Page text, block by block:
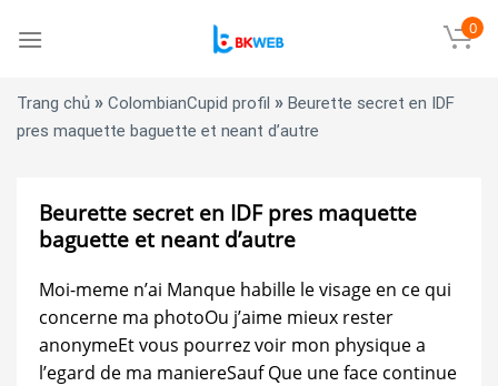
0
Trang chủ » ColombianCupid profil » Beurette secret en IDF
pres maquette baguette et neant d’autre
Beurette secret en IDF pres maquette
baguette et neant d’autre
Moi-meme n’ai Manque habille le visage en ce qui
concerne ma photoOu j’aime mieux rester
anonymeEt vous pourrez voir mon physique a
l’egard de ma maniereSauf Que une face continue